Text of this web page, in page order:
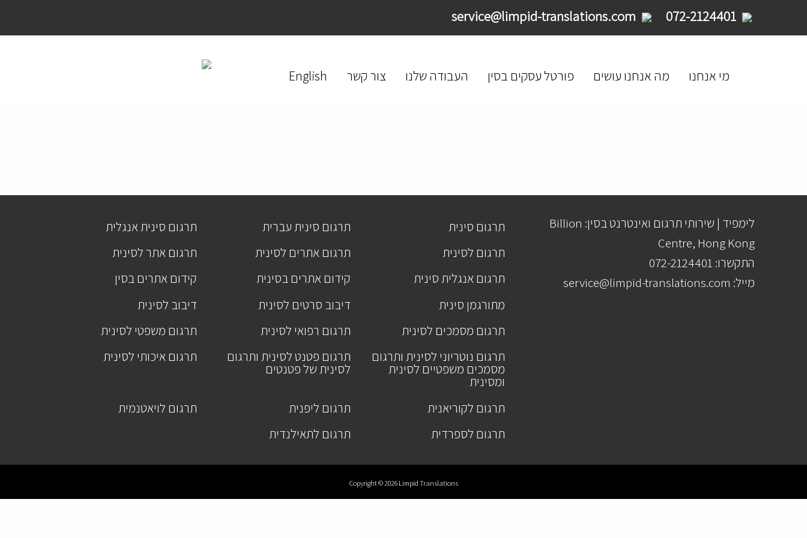
מי אנחנו מה אנחנו עושים פורטל עסקים בסין העבודה שלנו צור קשר English
לימפיד | שירותי תרגום ואינטרנט בסין: Billion
Centre, Hong Kong
התקשרו: 072-2124401
מייל: service@limpid-translations.com
תרגום סינית תרגום סינית עברית
תרגום סינית אנגלית
תרגום לסינית
תרגום אתרים לסינית
תרגום אתר לסינית
תרגום אנגלית סינית
קידום אתרים בסינית
קידום אתרים בסין
מתורגמן סינית
דיבוב סרטים לסינית
דיבוב לסינית
תרגום מסמכים לסינית
תרגום רפואי לסינית
תרגום משפטי לסינית
תרגום נוטריוני לסינית ותרגום
מסמכים משפטיים לסינית
ומסינית
תרגום פטנט לסינית ותרגום
לסינית של פטנטים
תרגום איכותי לסינית
תרגום לקוריאנית תרגום ליפנית
תרגום לויאטנמית
תרגום לספרדית
תרגום לתאילנדית
Copyright © 2026 Limpid Translations